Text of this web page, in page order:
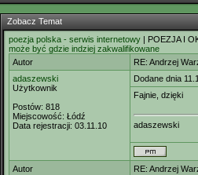
Zobacz Temat
poezja polska - serwis internetowy | POEZJA I
może być gdzie indziej zakwalifikowane
Autor
RE: Andrzej
adaszewski
Użytkownik
Postów: 818
Miejscowość: Łódź
Data rejestracji: 03.11.10
Dodane dnia
Fajnie, dzięki
adaszewski
Autor
RE: Andrzej